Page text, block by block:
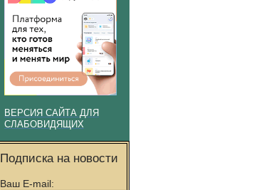
ВЕРСИЯ САЙТА ДЛЯ
СЛАБОВИДЯЩИХ
Подписка на новости
Ваш E-mail: